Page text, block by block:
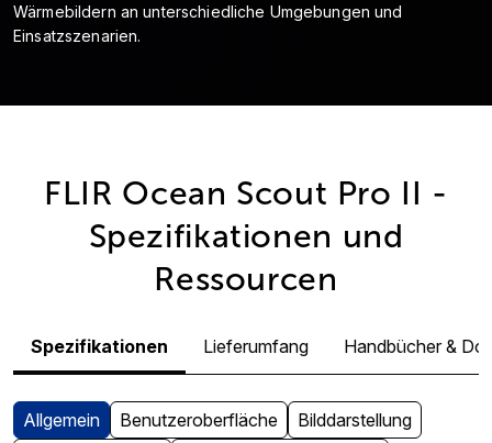
Wärmebildern an unterschiedliche Umgebungen und
Einsatzszenarien.
FLIR Ocean Scout Pro II -
Spezifikationen und
Ressourcen
Spezifikationen Lieferumfang Handbücher &
Allgemein Benutzeroberfläche
Bilddarstellung